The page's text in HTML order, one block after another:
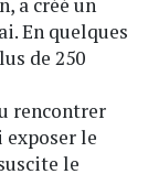
En quelques
de 250
rencontrer
exposer le
le